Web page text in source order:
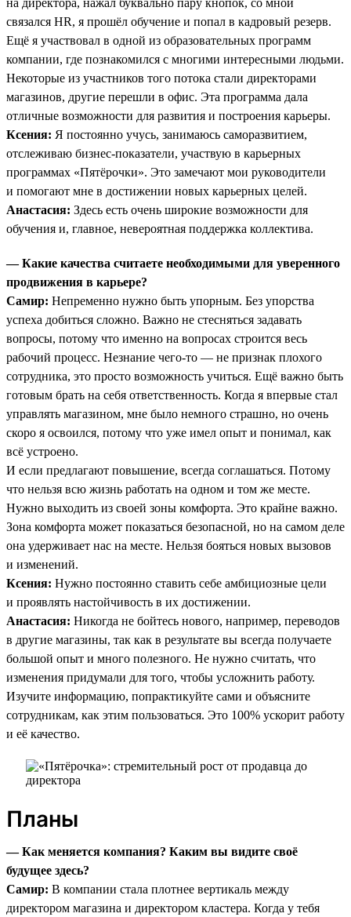
связался HR, я прошёл обучение и попал в кадровый резерв.
Ещё я участвовал в одной из образовательных программ
компании, где познакомился с многими интересными людьми.
Некоторые из участников того потока стали директорами
магазинов, другие перешли в офис. Эта программа дала
отличные возможности для развития и построения карьеры.
Ксения: Я постоянно учусь, занимаюсь саморазвитием,
отслеживаю бизнес-показатели, участвую в карьерных
программах «Пятёрочки». Это замечают мои руководители
и помогают мне в достижении новых карьерных целей.
Анастасия: Здесь есть очень широкие возможности для
обучения и, главное, невероятная поддержка коллектива.
— Какие качества считаете необходимыми для уверенного
продвижения в карьере?
Самир: Непременно нужно быть упорным. Без упорства
успеха добиться сложно. Важно не стесняться задавать
вопросы, потому что именно на вопросах строится весь
рабочий процесс. Незнание чего-то — не признак плохого
сотрудника, это просто возможность учиться. Ещё важно быть
готовым брать на себя ответственность. Когда я впервые стал
управлять магазином, мне было немного страшно, но очень
скоро я освоился, потому что уже имел опыт и понимал, как
всё устроено.
И если предлагают повышение, всегда соглашаться. Потому
что нельзя всю жизнь работать на одном и том же месте.
Нужно выходить из своей зоны комфорта. Это крайне важно.
Зона комфорта может показаться безопасной, но на самом деле
она удерживает нас на месте. Нельзя бояться новых вызовов
и изменений.
Ксения: Нужно постоянно ставить себе амбициозные цели
и проявлять настойчивость в их достижении.
Анастасия: Никогда не бойтесь нового, например, переводов
в другие магазины, так как в результате вы всегда получаете
большой опыт и много полезного. Не нужно считать, что
изменения придумали для того, чтобы усложнить работу.
Изучите информацию, попрактикуйте сами и объясните
сотрудникам, как этим пользоваться. Это 100% ускорит работу
и её качество.
Планы
— Как меняется компания? Каким вы видите своё
будущее здесь?
Самир: В компании стала плотнее вертикаль между
директором магазина и директором кластера. Когда у тебя